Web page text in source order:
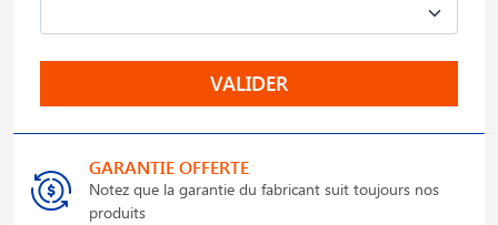
VALIDER
GARANTIE OFFERTE
Notez que la garantie du fabricant suit toujours nos
produits